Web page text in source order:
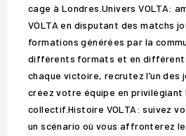
cage à Londres.Univers VOLTA:
VOLTA en disputant des matchs
formations générées par la
différents formats et en
chaque victoire, recrutez l’un des
créez votre équipe en privilégiant
collectif.Histoire VOLTA: suivez
un scénario où vous affronterez